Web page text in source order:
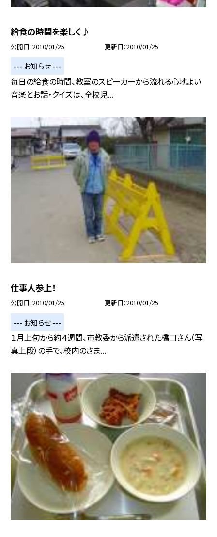
給食の時間を楽しく♪
公開日 2010/01/25 更新日 2010/01/25
--- お知らせ ---
毎日の給食の時間、教室のスピーカーから流れる心地よい
音楽とお話・クイズは、全校児...
仕事人参上！
公開日 2010/01/25 更新日 2010/01/25
--- お知らせ ---
１月上旬から約４週間、市教委から派遣された橋口さん（写
真上段）の手で、校内のさま...